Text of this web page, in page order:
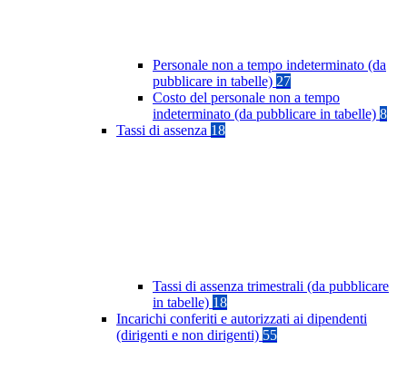
Personale non a tempo indeterminato (da
pubblicare in tabelle) 27
Costo del personale non a tempo
indeterminato (da pubblicare in tabelle) 8
Tassi di assenza 18
Tassi di assenza trimestrali (da pubblicare
in tabelle) 18
Incarichi conferiti e autorizzati ai dipendenti
(dirigenti e non dirigenti) 55